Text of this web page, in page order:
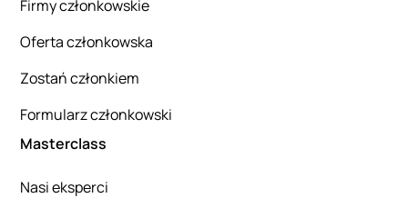
Firmy członkowskie
Oferta członkowska
Zostań członkiem
Formularz członkowski
Masterclass
Nasi eksperci